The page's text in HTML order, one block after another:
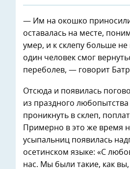
— Им на окошко приносили
оставалась на месте,
умер, и к склепу больше
один человек смог
переболев, — говорит
Отсюда и появилась
из праздного любопытства
проникнуть в склеп,
Примерно в это же время
усыпальниц появилась
осетинском языке: «С
нас. Мы были такие, как вы,